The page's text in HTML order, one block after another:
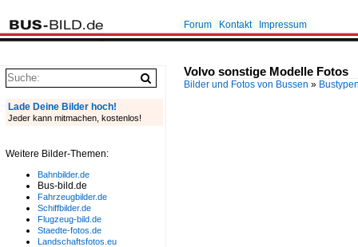
Forum Kontakt Impressum
Volvo sonstige Modelle Fotos
Bilder und Fotos von Bussen » Bustypen
Lade Deine Bilder hoch!
Jeder kann mitmachen, kostenlos!
Weitere Bilder-Themen:
Bahnbilder.de
Bus-bild.de
Fahrzeugbilder.de
Schiffbilder.de
Flugzeug-bild.de
Staedte-fotos.de
Landschaftsfotos.eu